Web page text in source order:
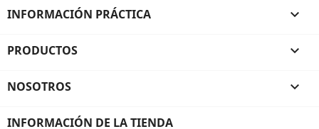
INFORMACIÓN PRÁCTICA 
PRODUCTOS 
NOSOTROS 
INFORMACIÓN DE LA TIENDA